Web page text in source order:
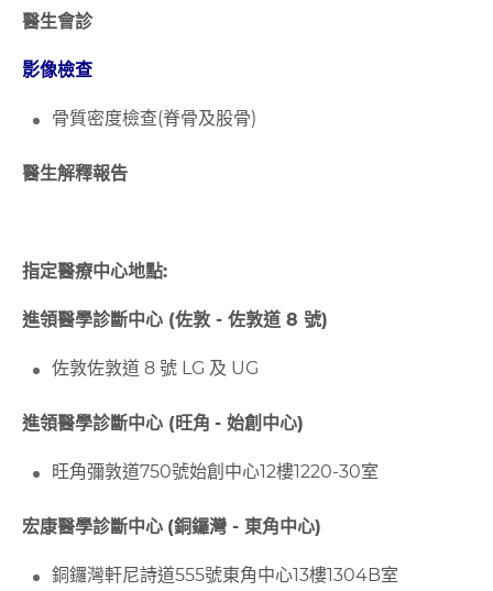
醫生會診
影像檢查
骨質密度檢查(脊骨及股骨)
醫生解釋報告
指定醫療中心地點:
進領醫學診斷中心 (佐敦 - 佐敦道 8 號)
佐敦佐敦道 8 號 LG 及 UG
進領醫學診斷中心 (旺角 - 始創中心)
旺角彌敦道750號始創中心12樓1220-30室
宏康醫學診斷中心 (銅鑼灣 - 東角中心)
銅鑼灣軒尼詩道555號東角中心13樓1304B室